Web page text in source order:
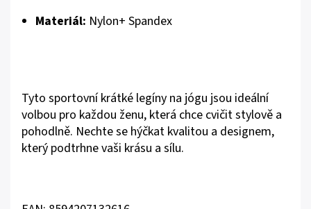
Materiál: Nylon+ Spandex
Tyto sportovní krátké legíny na jógu jsou ideální
volbou pro každou ženu, která chce cvičit stylově a
pohodlně. Nechte se hýčkat kvalitou a designem,
který podtrhne vaši krásu a sílu.